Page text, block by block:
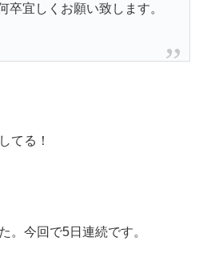
卒宜しくお願い致します。
てる！
。今回で5日連続です。